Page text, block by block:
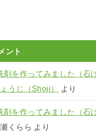
ント
剤を作ってみました（石
うじ（Shoji） より
剤を作ってみました（石
くらら より